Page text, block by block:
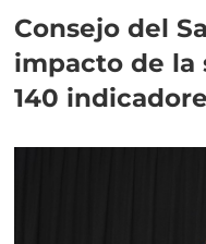
Consejo del
impacto de la
140